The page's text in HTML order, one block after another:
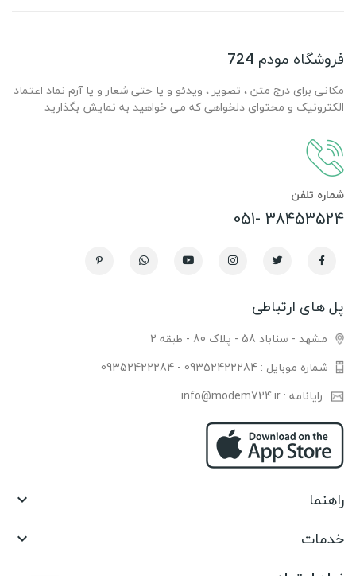
فروشگاه مودم 724
مکانی برای درج متن ، تصویر ، ویدئو و یا حتی شعار و یا آرم نماد اعتماد
الکترونیک و محتوای دلخواهی که می خواهید به نمایش بگذارید
شماره تلفن
38453524 -051
پل های ارتباطی
مشهد - سناباد 58 - پلاک 80 - طبقه 2
شماره موبایل : 09352422284 - 09352422284
رایانامه : info@modem724.ir
راهنما 
خدمات 